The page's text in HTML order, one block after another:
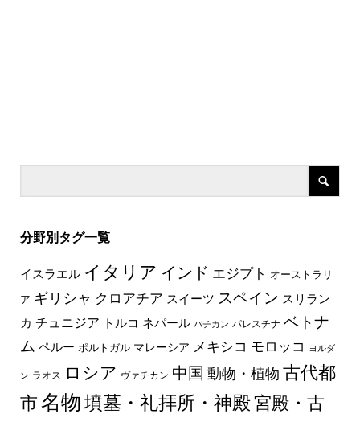
分野別タグ一覧
イスラエル イタリア インド エジプト オーストラリ
ア ギリシャ クロアチア スイーツ スペイン スリラン
カ チュニジア トルコ ネパール バチカン パレスチナ ベトナ
ム ペルー ポルトガル マレーシア メキシコ モロッコ ヨルダ
ン ラオス ロシア ヴァチカン 中国 動物・植物 古代都
市 名物 墳墓・礼拝所・神殿宮殿・古